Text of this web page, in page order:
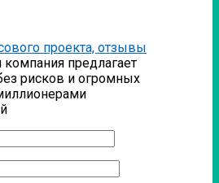
проекта, отзывы
предлагает
рисков и огромных